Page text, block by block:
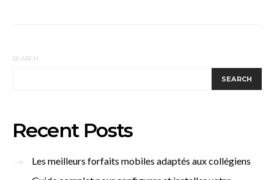
SEARCH
SEARCH
Recent Posts
Les meilleurs forfaits mobiles adaptés aux collégiens